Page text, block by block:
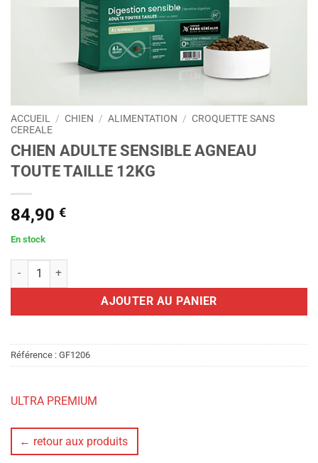
ACCUEIL / CHIEN / ALIMENTATION / CROQUETTE SANS
CEREALE
CHIEN ADULTE SENSIBLE AGNEAU
TOUTE TAILLE 12KG
84,90 €
En stock
quantité de CHIEN ADULTE SENSIBLE AGNEAU TOUTE TAILLE 12KG
AJOUTER AU PANIER
Référence : GF1206
ULTRA PREMIUM
← retour aux produits